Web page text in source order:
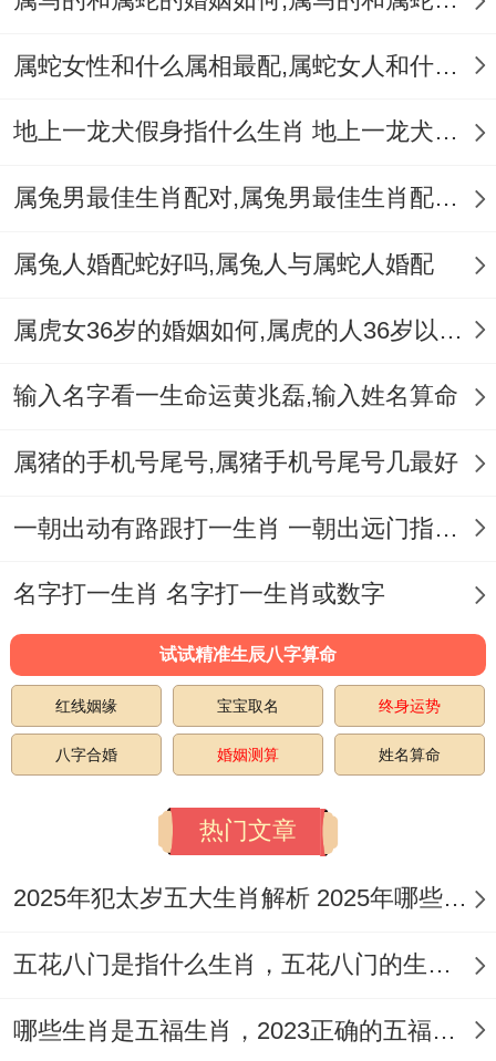
了科学注脚.民间偏方中鼠形香囊常被用作安
神之物，其文化基因可追溯至《黄帝内经》
羊跪乳恩显好德、温顺的生肖羊承载着“好
德”的精神追求，这个属相将仁爱化作具体
甲骨文中的“善”字从羊演变而来;提示着羊生
肖同道德修养的渊源！心理学找原因露出来
这同属羊者的性格特征高度吻合...
在儒家典籍中羊被认为是“义兽”~其跪乳习性
被引申为孝道典范！
现代慈善机构多采用羊角图腾，正是取意好
德福运的继续下去传递.有趣的是属羊者大脑
镜像神经元更为活跃；
这为其天性仁厚提供了神经学依据。
猪圆玉润兆善终、生肖猪是五福压轴 诠释
这个看似憨厚的属相、实则暗藏道家生死智
慧.亥时（夜间9-11点）对应的三焦经主气血
属蛇女性和什么属相最配,属蛇女人和什么属相最配
地上一龙犬假身指什么生肖 地上一龙犬假身十二生肖指哪肖
属兔男最佳生肖配对,属兔男最佳生肖配对表
属兔人婚配蛇好吗,属兔人与属蛇人婚配
属虎女36岁的婚姻如何,属虎的人36岁以后会好吗
输入名字看一生命运黄兆磊,输入姓名算命
属猪的手机号尾号,属猪手机号尾号几最好
一朝出动有路跟打一生肖 一朝出远门指什么生肖
名字打一生肖 名字打一生肖或数字
试试精准生辰八字算命
红线姻缘 宝宝取名 终身运势
八字合婚 婚姻测算 姓名算命
热门文章
2025年犯太岁五大生肖解析 2025年哪些生肖会犯太岁
五花八门是指什么生肖，五花八门的生肖究竟是谁？
哪些生肖是五福生肖，2023正确的五福生肖是哪5位